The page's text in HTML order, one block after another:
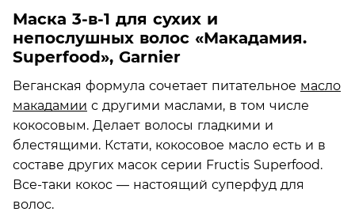
Маска 3-в-1 для сухих и
непослушных волос «Макадамия.
Superfood», Garnier
Веганская формула сочетает питательное масло
макадамии с другими маслами, в том числе
кокосовым. Делает волосы гладкими и
блестящими. Кстати, кокосовое масло есть и в
составе других масок серии Fructis Superfood.
Все-таки кокос — настоящий суперфуд для
волос.